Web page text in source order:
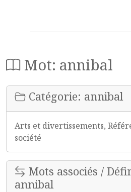
Mot: annibal
Catégorie: annibal
Arts et divertissements,
société
Mots associés /
annibal